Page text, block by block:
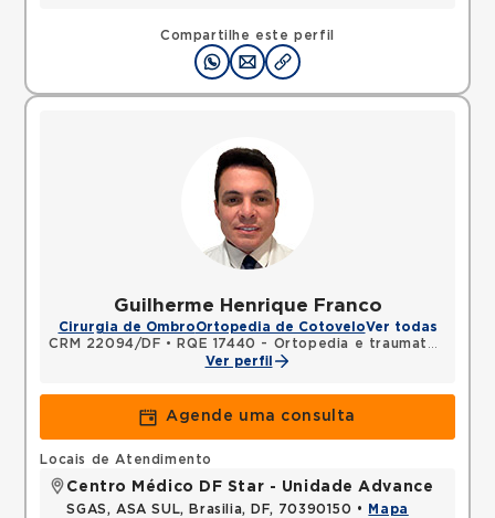
Compartilhe este perfil
Guilherme Henrique Franco
Cirurgia de OmbroOrtopedia de CotoveloVer todas
CRM 22094/DF •
RQE 17440 - Ortopedia e traumatologia
Ver perfil
Agende uma consulta
Locais de Atendimento
Centro Médico DF Star - Unidade Advance
SGAS, ASA SUL, Brasilia, DF, 70390150 • Mapa